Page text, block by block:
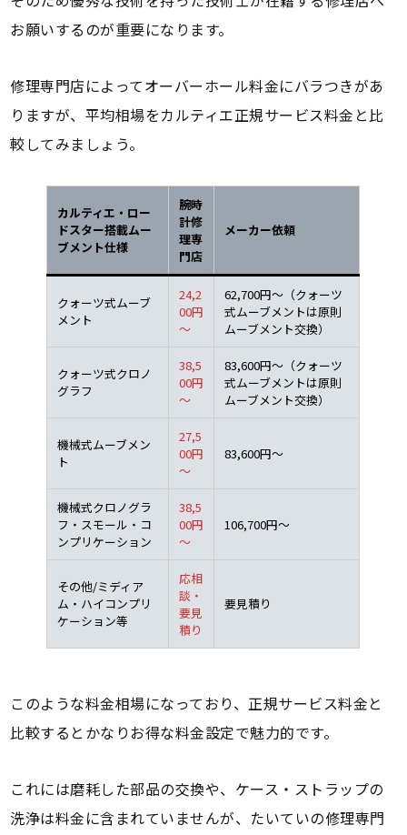
お願いするのが重要になります。
修理専門店によってオーバーホール料金にバラつきがあ
りますが、平均相場をカルティエ正規サービス料金と比
較してみましょう。
カルティエ・ロー
ドスター搭載ムー
ブメント仕様
腕時
計修
理専
門店
メーカー依頼
クォーツ式ムーブ
メント
24,2
00円
～
62,700円～（クォーツ
式ムーブメントは原則
ムーブメント交換）
クォーツ式クロノ
グラフ
38,5
00円
～
83,600円～（クォーツ
式ムーブメントは原則
ムーブメント交換）
機械式ムーブメン
ト
27,5
00円
～
83,600円～
機械式クロノグラ
フ・スモール・コ
ンプリケーション
38,5
00円
～
106,700円～
その他/ミディア
ム・ハイコンプリ
ケーション等
応相
談・
要見
積り
要見積り
このような料金相場になっており、正規サービス料金と
比較するとかなりお得な料金設定で魅力的です。
これには磨耗した部品の交換や、ケース・ストラップの
洗浄は料金に含まれていませんが、たいていの修理専門